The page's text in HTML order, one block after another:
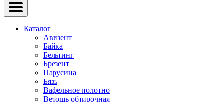
Каталог
Авизент
Байка
Бельтинг
Брезент
Парусина
Бязь
Вафельное полотно
Ветошь обтирочная